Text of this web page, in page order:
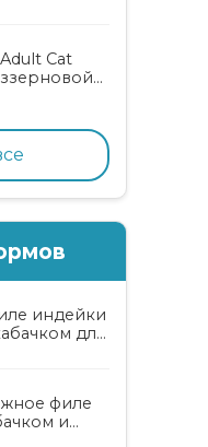
Cat
и алоэ
индейки
для
филе
и